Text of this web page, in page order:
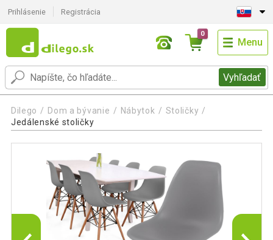
Prihlásenie Registrácia
Vyhľadať
0
Menu
Dilego Dom a bývanie Nábytok
Stoličky
Jedálenské stoličky